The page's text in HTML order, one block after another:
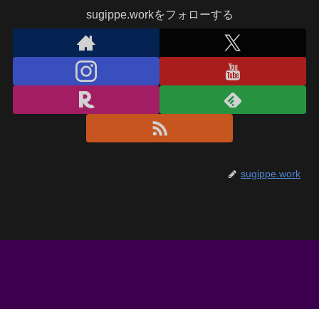
sugippe.workをフォローする
sugippe.work